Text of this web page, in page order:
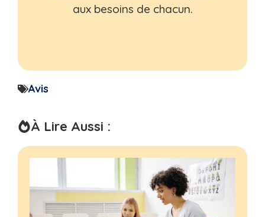
aux besoins de chacun.
Avis
À Lire Aussi :